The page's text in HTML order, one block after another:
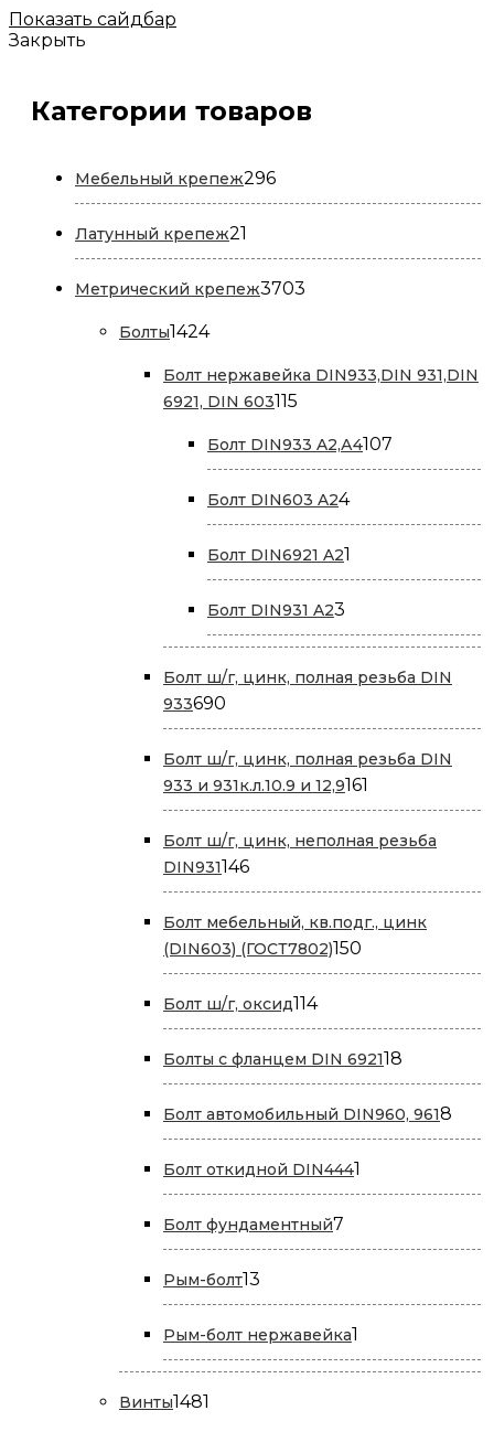
Показать сайдбар
Закрыть
Категории товаров
Мебельный крепеж296296
товаров
Латунный крепеж21
товар
Метрический крепеж3703
Болты14241424
Болт нержавейка DIN933,DIN 931,DIN
6921, DIN 603115
Болт DIN933 A2,А4107
товаров
Болт DIN603 A244
товара
Болт DIN6921 A21
товар
Болт DIN931 A23
товара
Болт ш/г, цинк, полная резьба DIN
933690
товаров
Болт ш/г, цинк, полная резьба DIN
933 и 931к.л.10.9 и 12,9161
товар
Болт ш/г, цинк, неполная резьба
DIN931146146
товаров
Болт мебельный, кв.подг., цинк
(DIN603) (ГОСТ7802)150
товаров
Болт ш/г, оксид114114
товаров
Болты с фланцем DIN 692118
товаров
Болт автомобильный DIN960, 9618
Болт откидной DIN4441
товар
Болт фундаментный7
товаров
Рым-болт13
товаров
Рым-болт нержавейка1
товар
Винты1481